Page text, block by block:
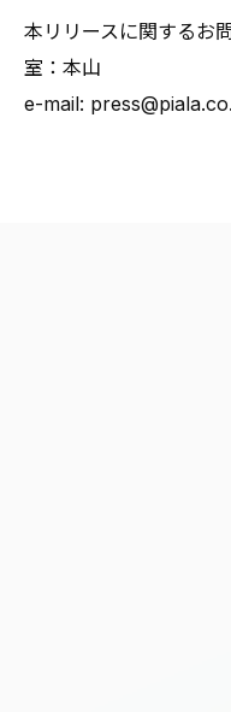
本リリースに関する
室：本山
e-mail: